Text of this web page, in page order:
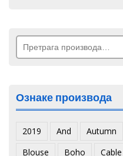
Претрага
за:
Ознаке производа
2019 And Autumn
Blouse
Boho Cable